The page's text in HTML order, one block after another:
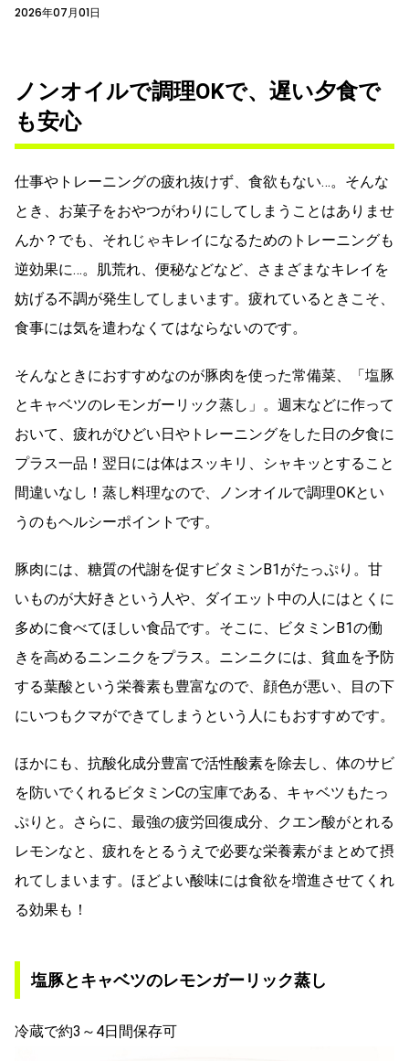
2026年07月01日
ノンオイルで調理OKで、遅い夕食で
も安心
仕事やトレーニングの疲れ抜けず、食欲もない…。そんな
とき、お菓子をおやつがわりにしてしまうことはありませ
んか？でも、それじゃキレイになるためのトレーニングも
逆効果に…。肌荒れ、便秘などなど、さまざまなキレイを
妨げる不調が発生してしまいます。疲れているときこそ、
食事には気を遣わなくてはならないのです。
そんなときにおすすめなのが豚肉を使った常備菜、「塩豚
とキャベツのレモンガーリック蒸し」。週末などに作って
おいて、疲れがひどい日やトレーニングをした日の夕食に
プラス一品！翌日には体はスッキリ、シャキッとすること
間違いなし！蒸し料理なので、ノンオイルで調理OKとい
うのもヘルシーポイントです。
豚肉には、糖質の代謝を促すビタミンB1がたっぷり。甘
いものが大好きという人や、ダイエット中の人にはとくに
多めに食べてほしい食品です。そこに、ビタミンB1の働
きを高めるニンニクをプラス。ニンニクには、貧血を予防
する葉酸という栄養素も豊富なので、顔色が悪い、目の下
にいつもクマができてしまうという人にもおすすめです。
ほかにも、抗酸化成分豊富で活性酸素を除去し、体のサビ
を防いでくれるビタミンCの宝庫である、キャベツもたっ
ぷりと。さらに、最強の疲労回復成分、クエン酸がとれる
レモンなと、疲れをとるうえで必要な栄養素がまとめて摂
れてしまいます。ほどよい酸味には食欲を増進させてくれ
る効果も！
塩豚とキャベツのレモンガーリック蒸し
冷蔵で約3～4日間保存可